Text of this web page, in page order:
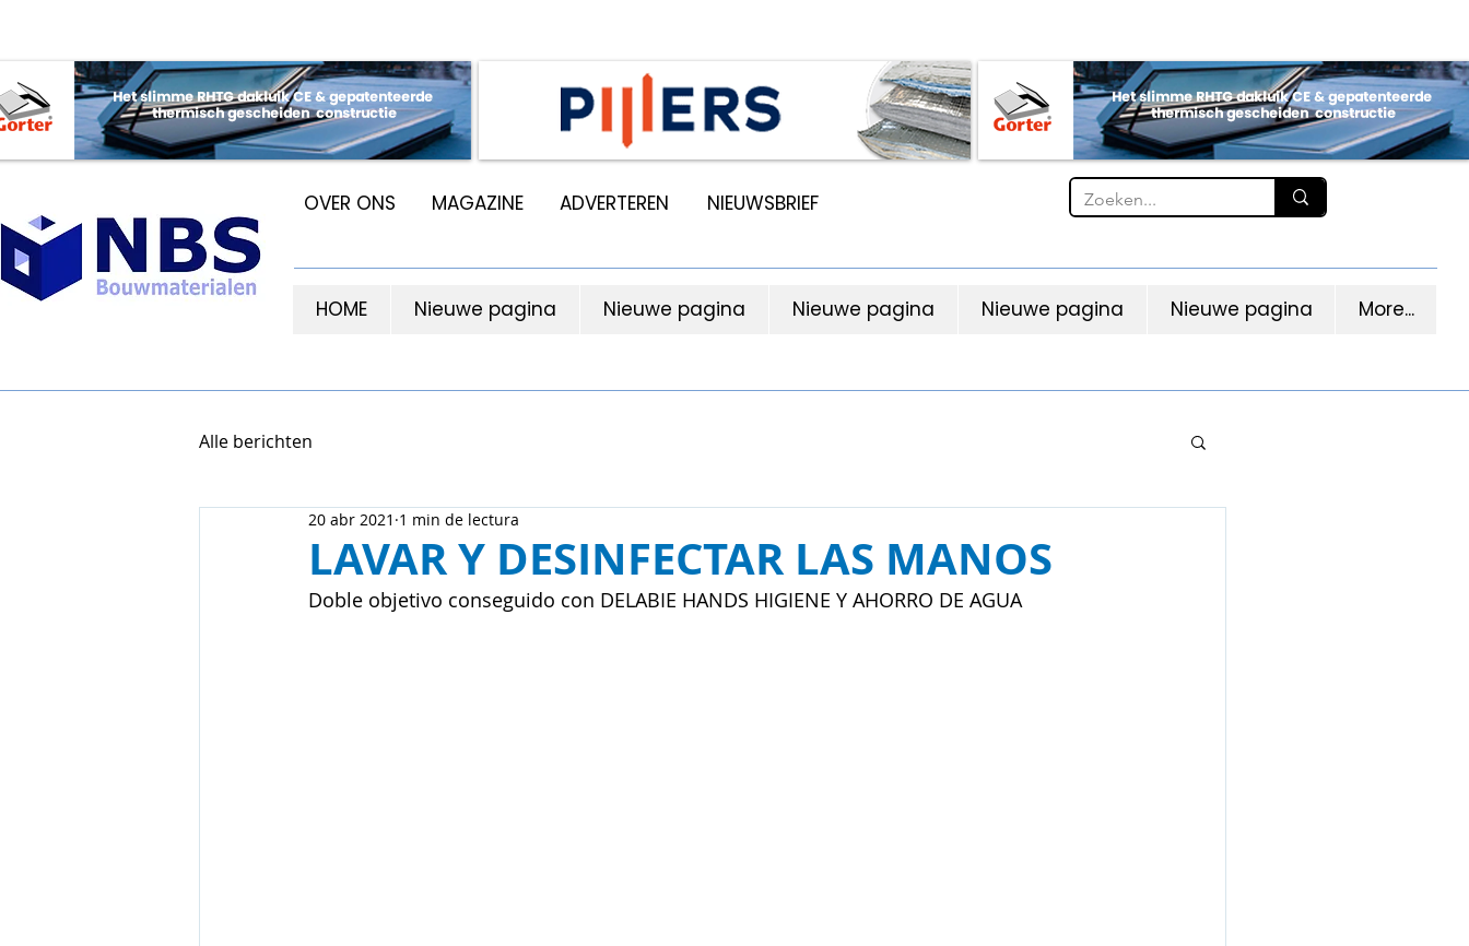
OVER ONS MAGAZINE ADVERTEREN NIEUWSBRIEF
HOME Nieuwe pagina Nieuwe pagina Nieuwe pagina Nieuwe pagina Nieuwe pagina More...
Alle berichten
LAVAR Y DESINFECTAR LAS MANOS
20 abr 2021 1 min de lectura
Doble objetivo conseguido con DELABIE HANDS HIGIENE Y AHORRO DE AGUA